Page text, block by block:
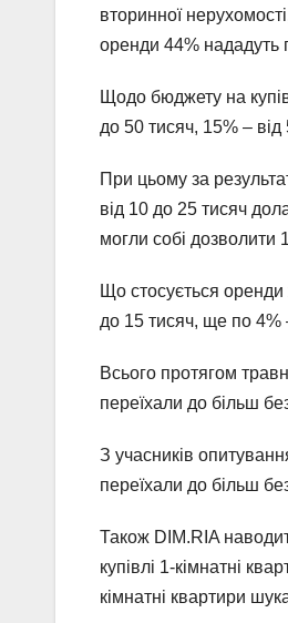
вторинної
оренди 44% нададуть
Щодо бюджету на
до 50 тисяч, 15% –
При цьому за
від 10 до 25 тисяч
могли собі дозволити
Що стосується
до 15 тисяч, ще по 4%
Всього протягом
переїхали до більш
З учасників
переїхали до більш
Також DIM.RIA
купівлі 1-кімнатні
кімнатні квартири